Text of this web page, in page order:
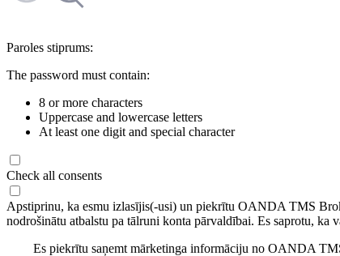
Paroles stiprums:
The password must contain:
8 or more characters
Uppercase and lowercase letters
At least one digit and special character
Check all consents
Apstiprinu, ka esmu izlasījis(-usi) un piekrītu OANDA TMS
nodrošinātu atbalstu pa tālruni konta pārvaldībai. Es saprotu, ka
Es piekrītu saņemt mārketinga informāciju no OANDA